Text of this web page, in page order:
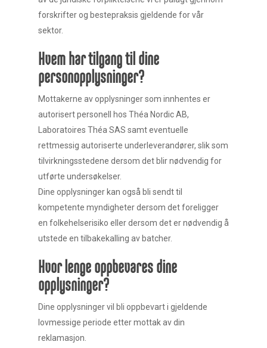
forskrifter og bestepraksis gjeldende for vår
sektor.
Hvem har tilgang til dine
personopplysninger?
Mottakerne av opplysninger som innhentes er
autorisert personell hos Théa Nordic AB,
Laboratoires Théa SAS samt eventuelle
rettmessig autoriserte underleverandører, slik som
tilvirkningsstedene dersom det blir nødvendig for
utførte undersøkelser.
Dine opplysninger kan også bli sendt til
kompetente myndigheter dersom det foreligger
en folkehelserisiko eller dersom det er nødvendig å
utstede en tilbakekalling av batcher.
Hvor lenge oppbevares dine
opplysninger?
Dine opplysninger vil bli oppbevart i gjeldende
lovmessige periode etter mottak av din
reklamasjon.